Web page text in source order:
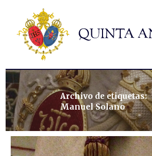
Hermandad
Titulares
Historia y patrimonio
Noticias
Contacto
Formularios
Archivo de etiquetas:
Manuel Solano